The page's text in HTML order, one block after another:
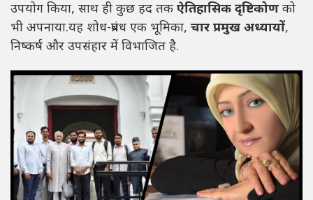
उपयोग किया, साथ ही कुछ हद तक ऐतिहासिक दृष्टिकोण को
भी अपनाया.यह शोध-प्रबंध एक भूमिका, चार प्रमुख अध्यायों,
निष्कर्ष और उपसंहार में विभाजित है.